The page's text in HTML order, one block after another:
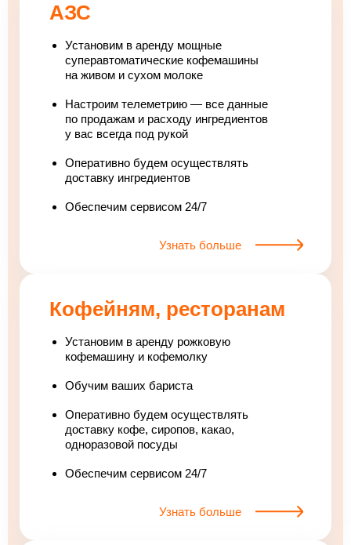
АЗС
Установим в аренду мощные
суперавтоматические кофемашины
на живом и сухом молоке
Настроим телеметрию — все данные
по продажам и расходу ингредиентов
у вас всегда под рукой
Оперативно будем осуществлять
доставку ингредиентов
Обеспечим сервисом 24/7
Узнать больше
Кофейням, ресторанам
Установим в аренду рожковую
кофемашину и кофемолку
Обучим ваших бариста
Оперативно будем осуществлять
доставку кофе, сиропов, какао,
одноразовой посуды
Обеспечим сервисом 24/7
Узнать больше